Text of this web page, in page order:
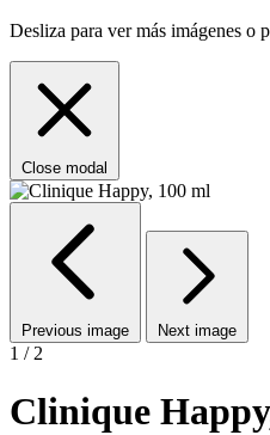
Desliza para ver más imágenes o
Close modal
Previous image Next image
1 / 2
Clinique